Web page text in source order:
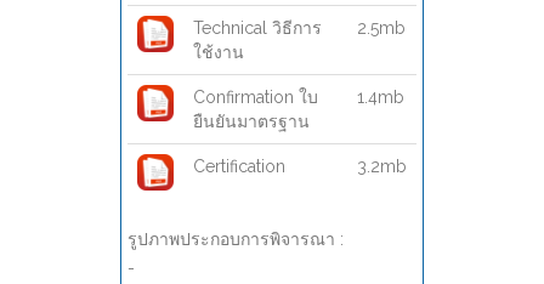
Technical วิธีการ
ใช้งาน
2.5mb
Confirmation ใบ
ยืนยันมาตรฐาน
1.4mb
Certification 3.2mb
รูปภาพประกอบการพิจารณา :
-